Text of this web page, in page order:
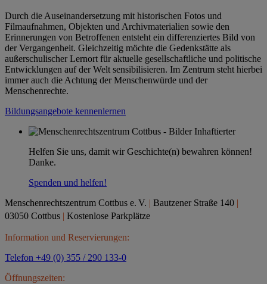
Durch die Auseinandersetzung mit historischen Fotos und
Filmaufnahmen, Objekten und Archivmaterialien sowie den
Erinnerungen von Betroffenen entsteht ein differenziertes Bild von
der Vergangenheit. Gleichzeitig möchte die Gedenkstätte als
außerschulischer Lernort für aktuelle gesellschaftliche und politische
Entwicklungen auf der Welt sensibilisieren. Im Zentrum steht hierbei
immer auch die Achtung der Menschenwürde und der
Menschenrechte.
Bildungsangebote kennenlernen
Helfen Sie uns, damit wir Geschichte(n) bewahren können!
Danke.
Spenden und helfen!
Menschenrechtszentrum Cottbus e. V. | Bautzener Straße 140 |
03050 Cottbus | Kostenlose Parkplätze
Information und Reservierungen:
Telefon +49 (0) 355 / 290 133-0
Öffnungszeiten: